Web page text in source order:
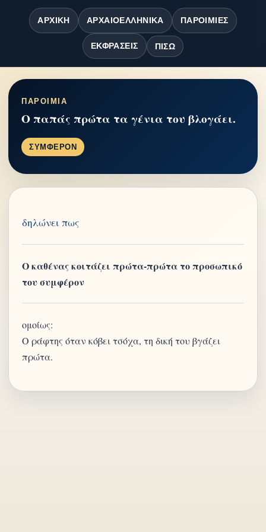
ΑΡΧΙΚΉ ΑΡΧΑΙΟΕΛΛΗΝΙΚΆ ΠΑΡΟΙΜΊΕΣ
ΕΚΦΡΆΣΕΙΣ ΠΊΣΩ
ΠΑΡΟΙΜΙΑ
Ο παπάς πρώτα τα γένια του βλογάει.
ΣΥΜΦΕΡΟΝ
δηλώνει πως
Ο καθένας κοιτάζει πρώτα-πρώτα το προσωπικό
του συμφέρον
ομοίως:
Ο ράφτης όταν κόβει τσόχα, τη δική του βγάζει
πρώτα.